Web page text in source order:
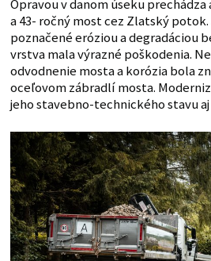
Opravou v danom úseku
a 43- ročný most cez Zlatský
poznačené eróziou a degradáciou
vrstva mala výrazné poškodenia.
odvodnenie mosta a korózia bola
oceľovom zábradlí mosta.
jeho stavebno-technického stavu